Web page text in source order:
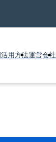
活用方法運営会社